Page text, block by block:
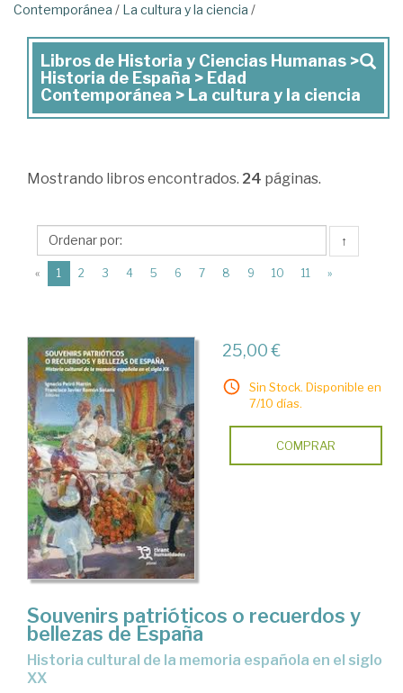
Contemporánea / La cultura y la ciencia /
Libros
de
Historia
Ciencias
>
Historia
de
>
Edad
Contemporánea
>
La
cultura
y
la
ciencia
Libros de Historia y Ciencias Humanas >
Historia de España > Edad
Contemporánea > La cultura y la ciencia
Mostrando libros encontrados. 24 páginas.
↑
« 1 (current)
2 3 4 5 6 7 8 9 10 11 »
25,00 €
Sin Stock. Disponible en
7/10 días.
COMPRAR
Souvenirs patrióticos o recuerdos y
bellezas de España
Historia cultural de la memoria española en el siglo
XX